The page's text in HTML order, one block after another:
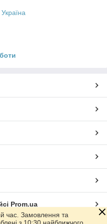
Prom.ua
час. Замовлення та